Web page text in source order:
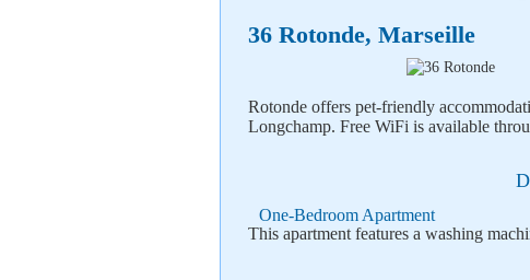
36 Rotonde, Marseille
Rotonde offers pet-friendly
Longchamp. Free WiFi is available
One-Bedroom Apartment
This apartment features a washing